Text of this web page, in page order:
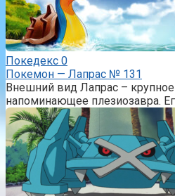
Покедекс 0
Покемон — Лапрас № 131
Внешний вид Лапрас –
напоминающее плезиозавра.